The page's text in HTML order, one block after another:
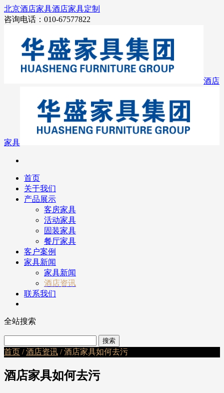
北京酒店家具酒店家具定制
咨询电话：010-67577822
酒店
家具
首页
关于我们
产品展示
客房家具
活动家具
固装家具
餐厅家具
客户案例
家具新闻
家具新闻
酒店资讯
联系我们
全站搜索
首页 /酒店资讯 / 酒店家具如何去污
酒店家具如何去污